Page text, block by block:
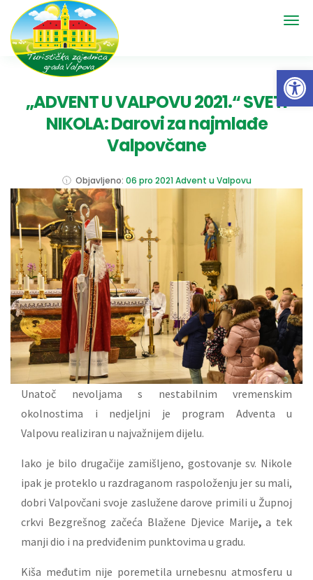
„ADVENT U VALPOVU 2021.“ SVETI
NIKOLA: Darovi za najmlađe
Valpovčane
Objavljeno: 06 pro 2021Advent u Valpovu
Unatoč nevoljama s nestabilnim vremenskim
okolnostima i nedjeljni je program Adventa u
Valpovu realiziran u najvažnijem dijelu.
Iako je bilo drugačije zamišljeno, gostovanje sv. Nikole
ipak je proteklo u razdraganom raspoloženju jer su mali,
dobri Valpovčani svoje zaslužene darove primili u Župnoj
crkvi Bezgrešnog začeća Blažene Djevice Marije,a tek
manji dio i na predviđenim punktovima u gradu.
Kiša međutim nije poremetila urnebesnu atmosferu u